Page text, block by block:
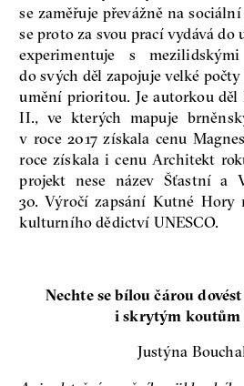
se zaměřuje převážně na
se proto za svou prací vydává do
experimentuje s
do svých děl zapojuje velké
umění prioritou. Je autorkou
II., ve kterých mapuje
v roce 2017 získala cenu
roce získala i cenu Architekt
projekt nese název Šťastní a
30. Výročí zapsání Kutné Hory
kulturního dědictví UNESCO.
Nechte se bílou čárou
i skrytým koutům
Justýna